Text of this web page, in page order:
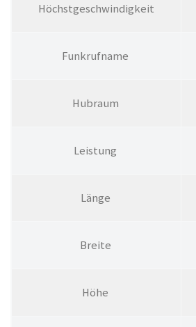
Höchstgeschwindigkeit
Funkrufname
Hubraum
Leistung
Länge
Breite
Höhe